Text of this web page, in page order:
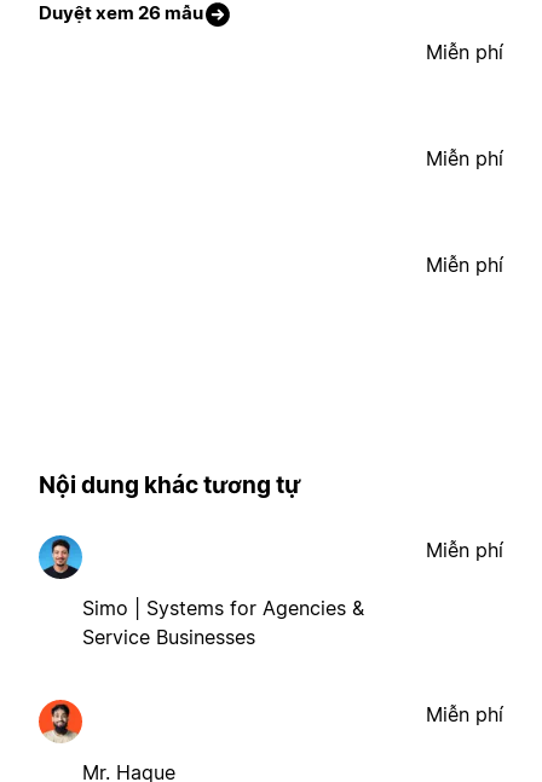
Duyệt xem 26 mẫu
Miễn phí
Miễn phí
Miễn phí
Nội dung khác tương tự
Simo | Systems for Agencies &
Service Businesses
Miễn phí
Mr. Haque
Miễn phí